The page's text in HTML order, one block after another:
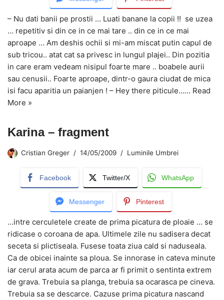
– Nu dati banii pe prostii … Luati banane la copii !! se uzea
… repetitiv si din ce in ce mai tare .. din ce in ce mai
aproape … Am deshis ochii si mi-am miscat putin capul de
sub tricou.. atat cat sa privesc in lungul plajei.. Din pozitia
in care eram vedeam nisipul foarte mare .. boabele aurii
sau cenusii.. Foarte aproape, dintr-o gaura ciudat de mica
isi facu aparitia un paianjen ! – Hey there piticule…… Read
More »
Karina – fragment
Cristian Greger 14/05/2009 Luminile Umbrei
Facebook Twitter/X WhatsApp
Messenger Pinterest
…intre cerculetele create de prima picatura de ploaie … se
ridicase o coroana de apa. Ultimele zile nu sadisera decat
seceta si plictiseala. Fusese toata ziua cald si naduseala.
Ca de obicei inainte sa ploua. Se innorase in cateva minute
iar cerul arata acum de parca ar fi primit o sentinta extrem
de grava. Trebuia sa planga, trebuia sa ocarasca pe cineva.
Trebuia sa se descarce. Cazuse prima picatura nascand